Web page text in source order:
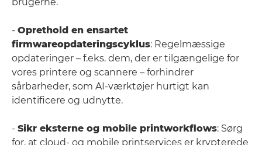
- Oprethold en ensartet
firmwareopdateringscyklus: Regelmæssige
opdateringer – f.eks. dem, der er tilgængelige for
vores printere og scannere – forhindrer
sårbarheder, som AI-værktøjer hurtigt kan
identificere og udnytte.
- Sikr eksterne og mobile printworkflows: Sørg
for, at cloud- og mobile printservices er krypterede